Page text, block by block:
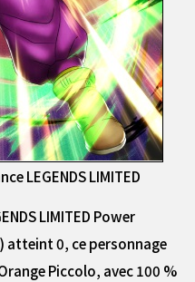
LEGENDS LIMITED
LIMITED Power
atteint 0, ce personnage
Piccolo, avec 100 %